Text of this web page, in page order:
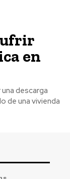
en
descarga
de una vivienda